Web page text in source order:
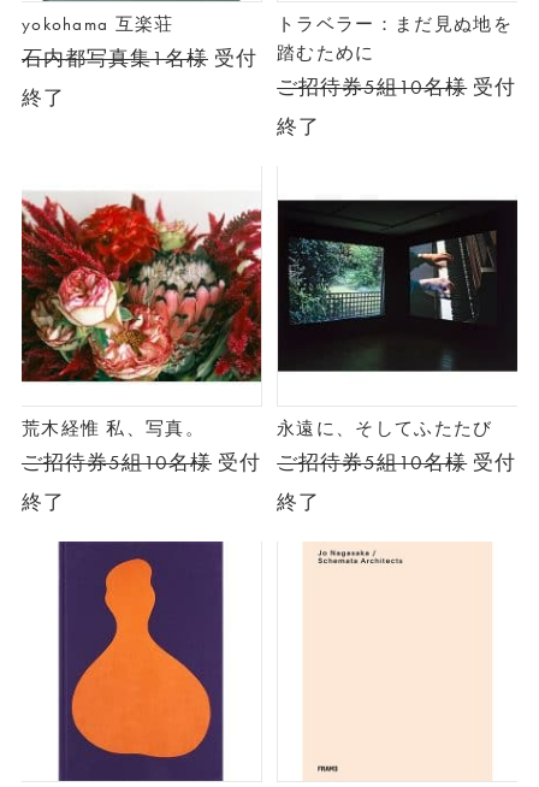
yokohama 互楽荘
石内都写真集1名様受付
終了
トラベラー：まだ見ぬ地を
踏むために
ご招待券5組10名様受付
終了
荒木経惟 私、写真。
ご招待券5組10名様 受付
終了
永遠に、そしてふたたび
ご招待券5組10名様受付
終了